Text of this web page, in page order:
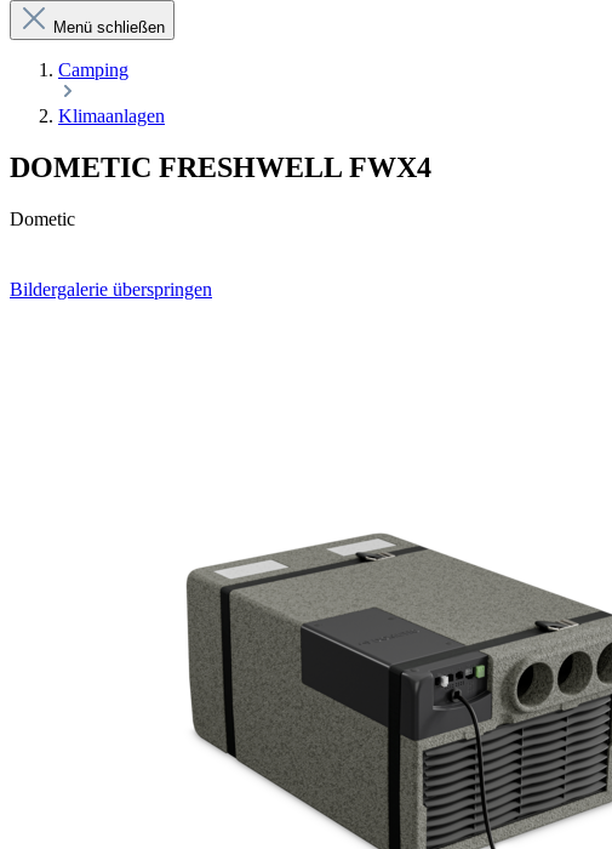
Menü schließen
Camping
Klimaanlagen
DOMETIC FRESHWELL FWX4
Dometic
Bildergalerie überspringen